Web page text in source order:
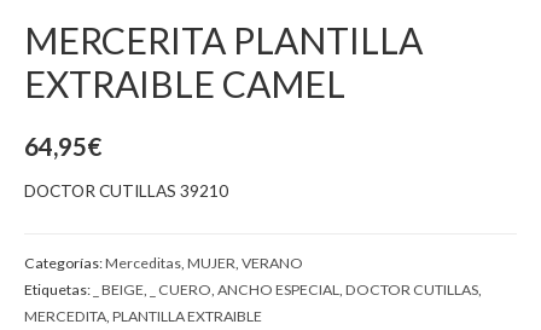
MERCERITA PLANTILLA
EXTRAIBLE CAMEL
64,95€
DOCTOR CUTILLAS 39210
Categorías:Merceditas MUJER VERANO
Etiquetas: _ BEIGE _ CUERO ANCHO ESPECIAL DOCTOR CUTILLAS
MERCEDITA PLANTILLA EXTRAIBLE